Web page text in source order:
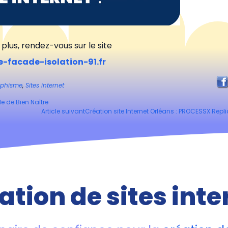
rendez-vous sur le site
facade-isolation-91.fr
, Sites internet
de Bien Naître
Article suivantCréation site Internet Orléans : PROCESSX
de sites